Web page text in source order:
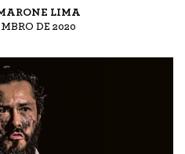
LIMA
DE 2020